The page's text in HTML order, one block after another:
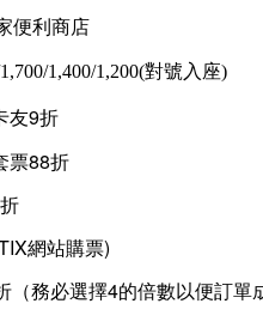
便利商店
1,400/1,200(對號入座)
友9折
88折
站購票)
選擇4的倍數以便訂單